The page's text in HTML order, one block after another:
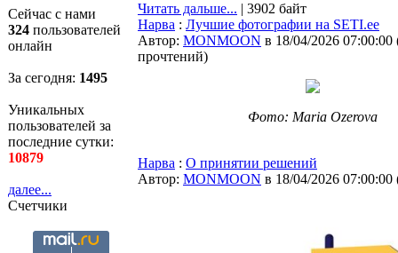
Сейчас с нами
324 пользователей
онлайн
За сегодня: 1496
Уникальных
пользователей за
последние сутки:
10879
далее...
Счетчики
Читать дальше... | 3902 байт
Нарва : Лучшие фотографии на SETI.ee
Автор: MONMOON в 18/04/2026 07:00:00
прочтений)
Фото: Maria Ozerova
Нарва : О принятии решений
Автор: MONMOON в 18/04/2026 07:00:00